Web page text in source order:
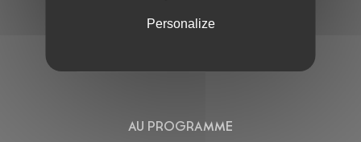
AU PROGRAMME
Personalize